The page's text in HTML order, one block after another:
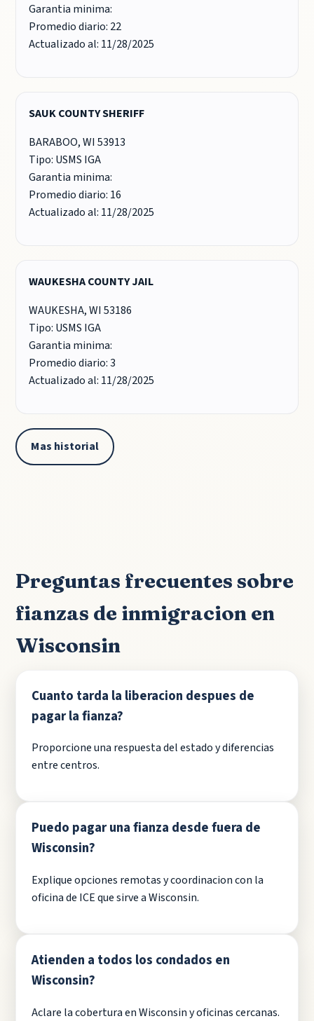
Garantia minima:
Promedio diario: 22
Actualizado al: 11/28/2025
SAUK COUNTY SHERIFF
BARABOO, WI 53913
Tipo: USMS IGA
Garantia minima:
Promedio diario: 16
Actualizado al: 11/28/2025
WAUKESHA COUNTY JAIL
WAUKESHA, WI 53186
Tipo: USMS IGA
Garantia minima:
Promedio diario: 3
Actualizado al: 11/28/2025
Mas historial
Preguntas frecuentes sobre
fianzas de inmigracion en
Wisconsin
Cuanto tarda la liberacion despues de
pagar la fianza?
Proporcione una respuesta del estado y diferencias
entre centros.
Puedo pagar una fianza desde fuera de
Wisconsin?
Explique opciones remotas y coordinacion con la
oficina de ICE que sirve a Wisconsin.
Atienden a todos los condados en
Wisconsin?
Aclare la cobertura en Wisconsin y oficinas cercanas.